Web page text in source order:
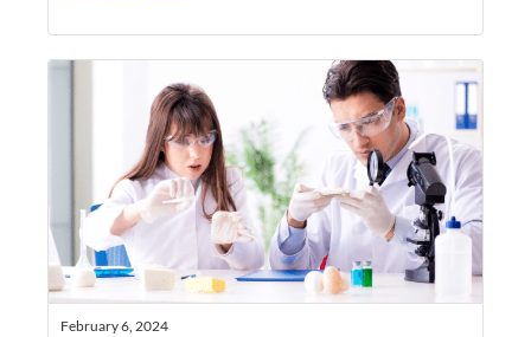
February 6, 2024